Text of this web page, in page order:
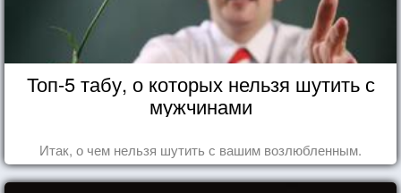
Топ-5 табу, о которых нельзя шутить с
мужчинами
Итак, о чем нельзя шутить с вашим возлюбленным.